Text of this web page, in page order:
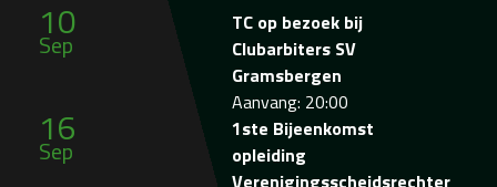
10
Sep
TC op bezoek bij
Clubarbiters SV
Gramsbergen
Aanvang: 20:00
16
Sep
1ste Bijeenkomst
opleiding
Verenigingsscheidsrechter